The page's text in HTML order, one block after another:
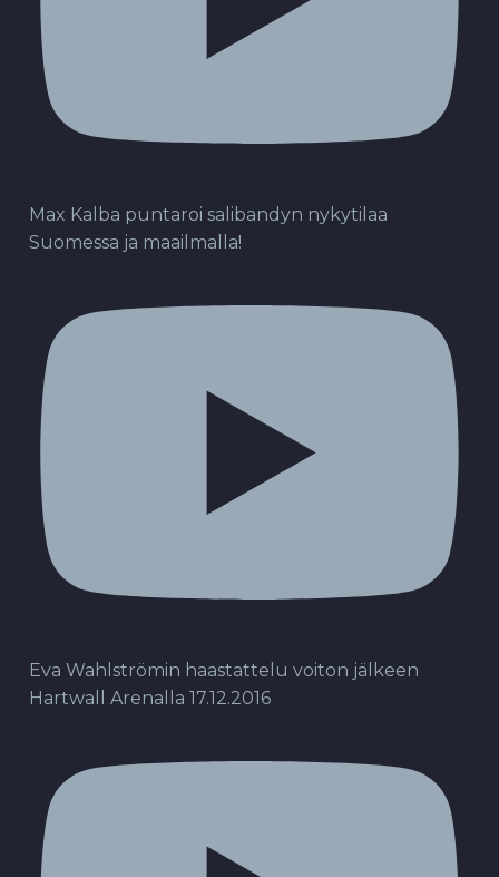
Max Kalba puntaroi salibandyn nykytilaa
Suomessa ja maailmalla!
Eva Wahlströmin haastattelu voiton jälkeen
Hartwall Arenalla 17.12.2016